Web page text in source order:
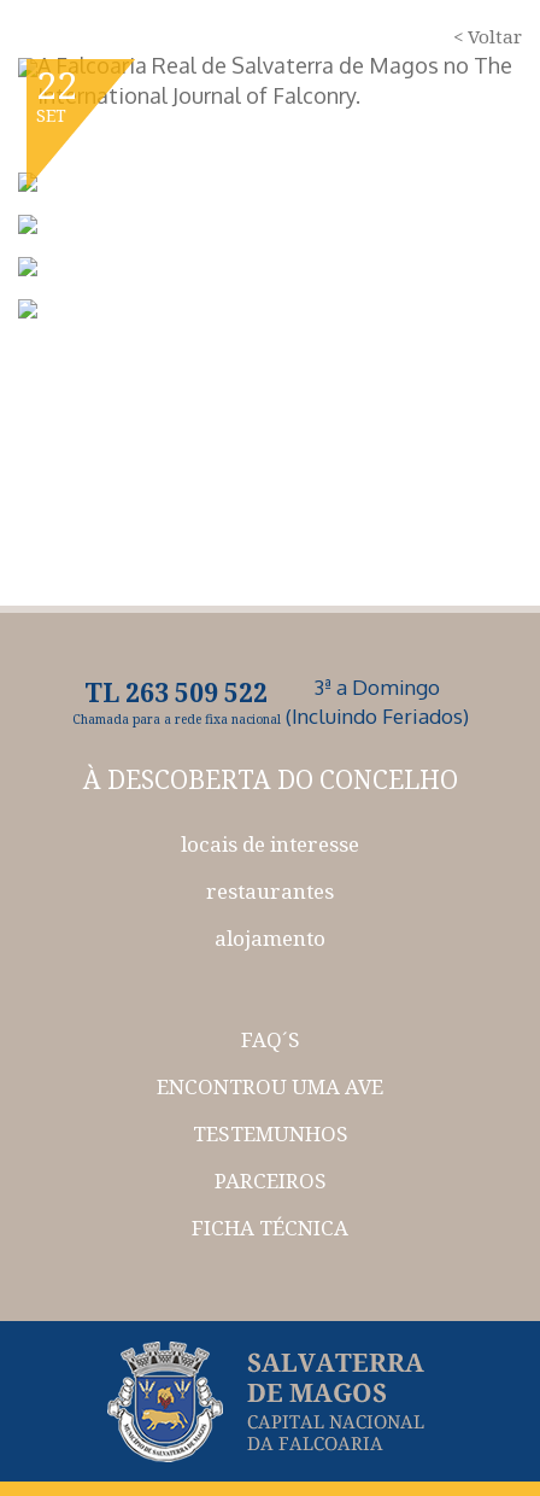
< Voltar
22
SET
A Falcoaria Real de Salvaterra de Magos no The
International Journal of Falconry.
TL 263 509 522
Chamada para a rede fixa nacional
3ª a Domingo
(Incluindo Feriados)
À DESCOBERTADO CONCELHO
locais de interesse
restaurantes
alojamento
FAQ´S
ENCONTROU UMA AVE
TESTEMUNHOS
PARCEIROS
FICHA TÉCNICA